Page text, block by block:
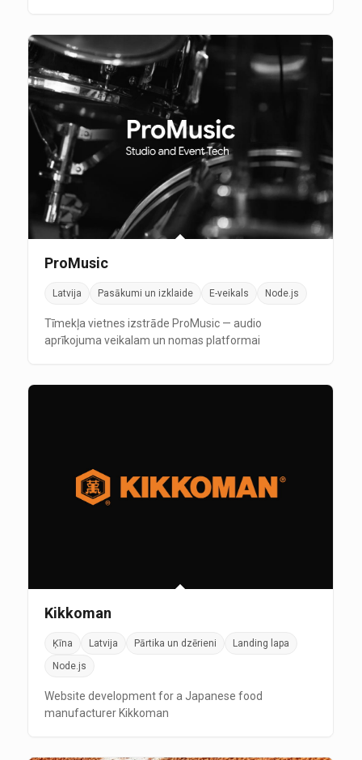
ProMusic
Latvija Pasākumi un izklaide E-veikals Node.js
Tīmekļa vietnes izstrāde ProMusic — audio
aprīkojuma veikalam un nomas platformai
Kikkoman
Ķīna Latvija Pārtika un dzērieni
Landing lapa
Node.js
Website development for a Japanese food
manufacturer Kikkoman